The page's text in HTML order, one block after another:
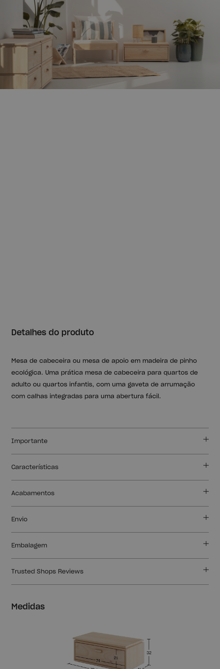
Medidas
Detalhes do produto
Mesa de cabeceira ou mesa de apoio em madeira de pinho
ecológica. Uma prática mesa de cabeceira para quartos de
adulto ou quartos infantis, com uma gaveta de arrumação
com calhas integradas para uma abertura fácil.
Importante
Características
Acabamentos
Envio
Embalagem
Trusted Shops Reviews